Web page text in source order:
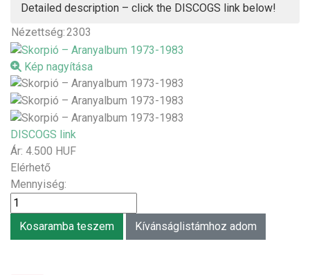
Detailed description – click the DISCOGS link below!
Nézettség: 2303
Kép nagyítása
DISCOGS link
Ár: 4.500 HUF
Elérhető
Mennyiség: